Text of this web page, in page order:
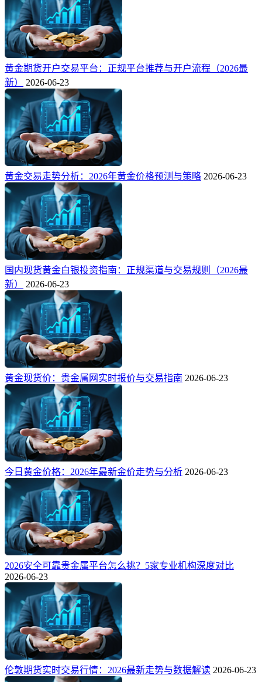
黄金期货开户交易平台：正规平台推荐与开户流程（2026最
新）
2026-06-23
黄金交易走势分析：2026年黄金价格预测与策略 2026-06-23
国内现货黄金白银投资指南：正规渠道与交易规则（2026最
新）
2026-06-23
黄金现货价：贵金属网实时报价与交易指南 2026-06-23
今日黄金价格：2026年最新金价走势与分析 2026-06-23
2026安全可靠贵金属平台怎么挑？5家专业机构深度对比
2026-06-23
伦敦期货实时交易行情：2026最新走势与数据解读 2026-06-23